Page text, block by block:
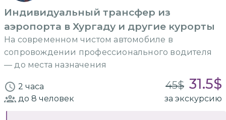
Индивидуальный трансфер из
аэропорта в Хургаду и другие курорты
На современном чистом автомобиле в
сопровождении профессионального водителя
— до места назначения
2 часа 45$ 31.5$
до 8 человек за экскурсию